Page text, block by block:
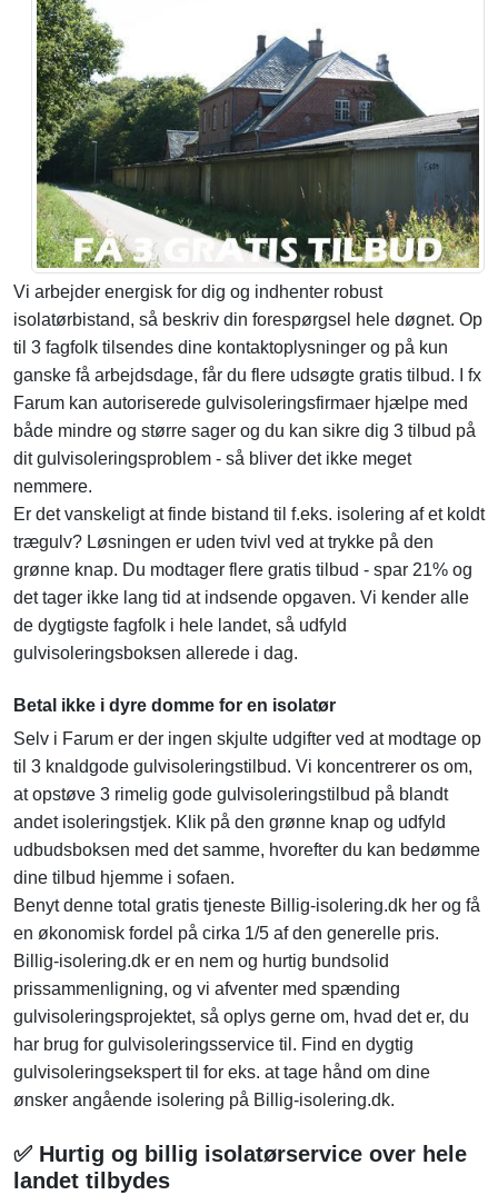
Vi arbejder energisk for dig og indhenter robust
isolatørbistand, så beskriv din forespørgsel hele døgnet. Op
til 3 fagfolk tilsendes dine kontaktoplysninger og på kun
ganske få arbejdsdage, får du flere udsøgte gratis tilbud. I fx
Farum kan autoriserede gulvisoleringsfirmaer hjælpe med
både mindre og større sager og du kan sikre dig 3 tilbud på
dit gulvisoleringsproblem - så bliver det ikke meget
nemmere.
Er det vanskeligt at finde bistand til f.eks. isolering af et koldt
trægulv? Løsningen er uden tvivl ved at trykke på den
grønne knap. Du modtager flere gratis tilbud - spar 21% og
det tager ikke lang tid at indsende opgaven. Vi kender alle
de dygtigste fagfolk i hele landet, så udfyld
gulvisoleringsboksen allerede i dag.
Betal ikke i dyre domme for en isolatør
Selv i Farum er der ingen skjulte udgifter ved at modtage op
til 3 knaldgode gulvisoleringstilbud. Vi koncentrerer os om,
at opstøve 3 rimelig gode gulvisoleringstilbud på blandt
andet isoleringstjek. Klik på den grønne knap og udfyld
udbudsboksen med det samme, hvorefter du kan bedømme
dine tilbud hjemme i sofaen.
Benyt denne total gratis tjeneste Billig-isolering.dk her og få
en økonomisk fordel på cirka 1/5 af den generelle pris.
Billig-isolering.dk er en nem og hurtig bundsolid
prissammenligning, og vi afventer med spænding
gulvisoleringsprojektet, så oplys gerne om, hvad det er, du
har brug for gulvisoleringsservice til. Find en dygtig
gulvisoleringsekspert til for eks. at tage hånd om dine
ønsker angående isolering på Billig-isolering.dk.
✅ Hurtig og billig isolatørservice over hele
landet tilbydes